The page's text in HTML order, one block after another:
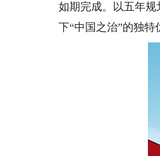
如期完成。以五年
下“中国之治”的独特